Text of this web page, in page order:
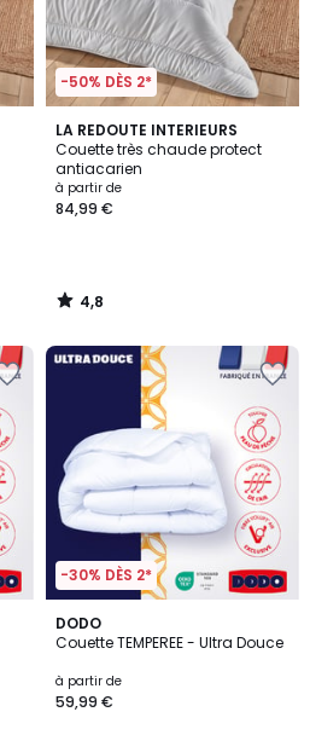
-50% DÈS 2*
LA REDOUTE INTERIEURS
Couette très chaude protect
antiacarien
à partir de
84,99 €
4,8
/ 5
4,8
/
-30% DÈS 2*
DODO
Couette TEMPEREE - Ultra Douce
à partir de
59,99 €
4,6
/ 5